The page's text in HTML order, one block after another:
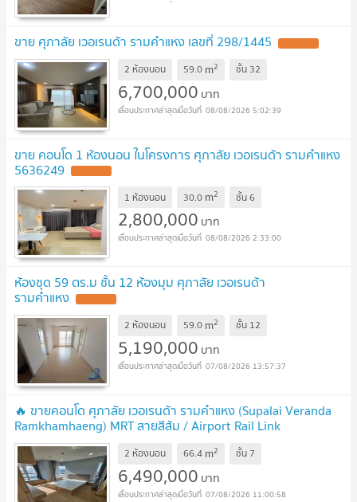
ขาย ศุภาลัย เวอเรนด้า รามคำแหง เลขที่ 298/1445
2 ห้องนอน 59.0 m2 ชั้น 32
6,700,000 บาท
08/08/2026 5:02:39
ขาย คอนโด 1 ห้องนอน ในโครงการ ศุภาลัย เวอเรนด้า รามคําแหง
5636249
1 ห้องนอน 30.0 m2 ชั้น6
2,800,000 บาท
08/08/2026 2:33:00
ห้องชุด 59 ตร.ม ชั้น 12 ห้องมุม ศุภาลัย เวอเรนด้า
รามคำแหง
2 ห้องนอน 59.0 m2 ชั้น 12
5,190,000 บาท
07/08/2026 13:57:37
🔥 ขายคอนโด ศุภาลัย เวอเรนด้า รามคำแหง (Supalai Veranda
Ramkhamhaeng) MRT สายสีส้ม / Airport Rail Link
รามคำแหง
2 ห้องนอน 66.4 m2 ชั้น 7
6,490,000 บาท
07/08/2026 11:00:58